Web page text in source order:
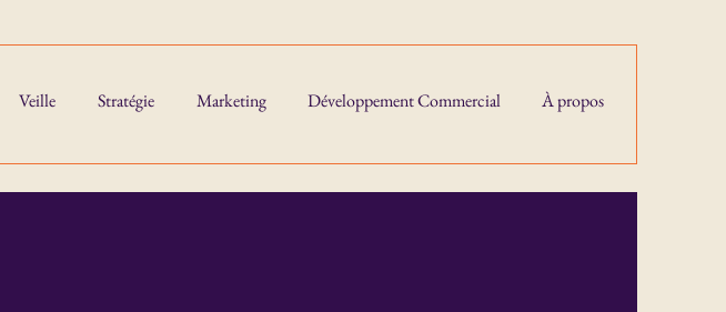
Veille Stratégie Marketing Développement Commercial À propos